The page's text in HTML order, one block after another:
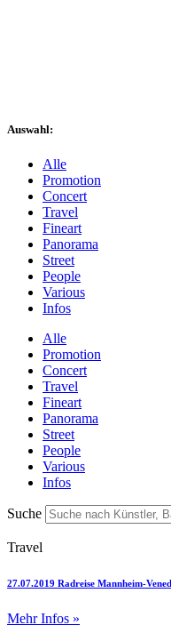
Auswahl:
Alle
Promotion
Concert
Travel
Fineart
Panorama
Street
People
Various
Infos
Alle
Promotion
Concert
Travel
Fineart
Panorama
Street
People
Various
Infos
Suche
Travel
27.07.2019 Radreise Mannheim-
Mehr Infos »